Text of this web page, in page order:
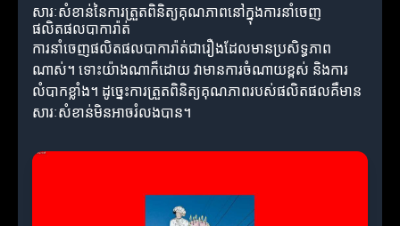
សារៈសំខាន់នៃការត្រួតពិនិត្យគុណភាពនៅក្នុងការនាំចេញ
ផលិតផលបាការ៉ាត់
ការនាំចេញផលិតផលបាការ៉ាត់ជារឿងដែលមានប្រសិទ្ធភាព
ណាស់។ ទោះយ៉ាងណាក៏ដោយ វាមានការចំណាយខ្ពស់ និងការ
លំបាកខ្លាំង។ ដូច្នេះការត្រួតពិនិត្យគុណភាពរបស់ផលិតផលគឺមាន
សារៈសំខាន់មិនអាចរំលងបាន។